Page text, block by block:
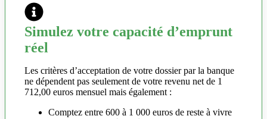
Simulez votre capacité d’emprunt
réel
Les critères d’acceptation de votre dossier par la banque
ne dépendent pas seulement de votre revenu net de 1
712,00 euros mensuel mais également :
Comptez entre 600 à 1 000 euros de reste à vivre